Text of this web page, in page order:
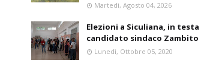
Martedì, Agosto 04, 2026
Elezioni a Siculiana, in testa
candidato sindaco Zambito
Lunedì, Ottobre 05, 2020